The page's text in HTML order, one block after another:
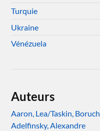
Turquie
Ukraine
Vénézuela
Auteurs
Aaron, Lea/Taskin, Boruch
Adelfinsky, Alexandre